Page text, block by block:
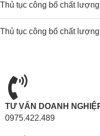
Thủ tục công bố chất
Thủ tục công bố chất
TƯ VẤN DOANH
0975.422.489